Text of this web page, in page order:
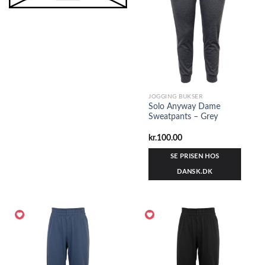
JOGGING BUKSER
Solo Anyway Dame
Sweatpants – Grey
kr.100.00
SE PRISEN HOS
DANSK.DK